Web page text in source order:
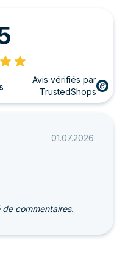
Avis vérifiés par
TrustedShops
01.07.2026
commentaires.